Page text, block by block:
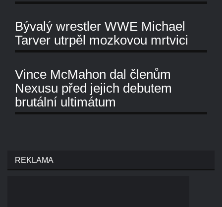
Bývalý wrestler WWE Michael
Tarver utrpěl mozkovou mrtvici
Vince McMahon dal členům
Nexusu před jejich debutem
brutální ultimátum
REKLAMA